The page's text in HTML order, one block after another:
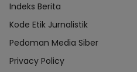
Indeks Berita
Kode Etik Jurnalistik
Pedoman Media Siber
Privacy Policy